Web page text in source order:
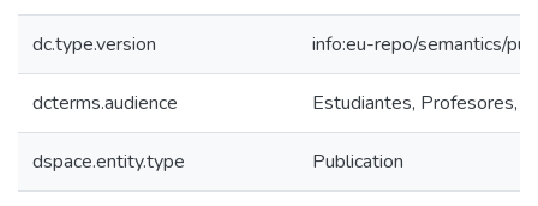
dc.type.version info:eu-repo/semantics/
dcterms.audience Estudiantes, Profesores,
dspace.entity.type Publication